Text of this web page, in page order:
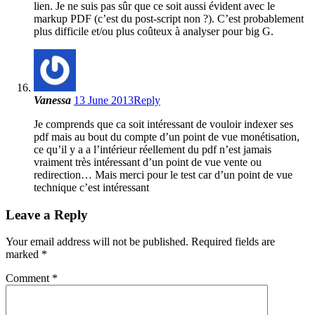
lien. Je ne suis pas sûr que ce soit aussi évident avec le
markup PDF (c’est du post-script non ?). C’est probablement
plus difficile et/ou plus coûteux à analyser pour big G.
Vanessa 13 June 2013Reply
Je comprends que ca soit intéressant de vouloir indexer ses
pdf mais au bout du compte d’un point de vue monétisation,
ce qu’il y a a l’intérieur réellement du pdf n’est jamais
vraiment très intéressant d’un point de vue vente ou
redirection… Mais merci pour le test car d’un point de vue
technique c’est intéressant
Leave a Reply
Your email address will not be published. Required fields are
marked *
Comment *